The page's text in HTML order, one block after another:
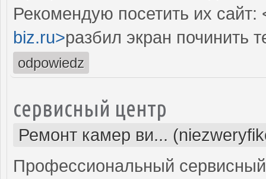
Рекомендую посетить их сайт:
biz.ru>разбил экран починить
odpowiedz
сервисный центр
Ремонт камер ви...
Профессиональный